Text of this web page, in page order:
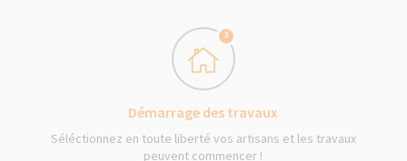
3
Démarrage des travaux
Séléctionnez en toute liberté vos artisans et les travaux
peuvent commencer !